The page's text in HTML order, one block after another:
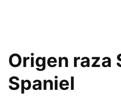
Origen raza
Spaniel